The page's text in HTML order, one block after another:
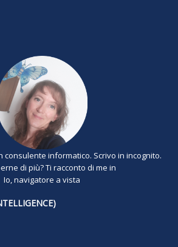
consulente informatico. Scrivo in incognito.
di più? Ti racconto di me in
Io, navigatore a vista